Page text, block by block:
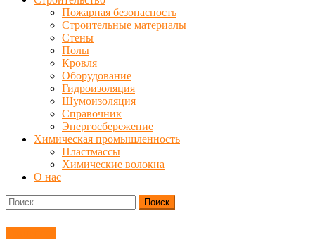
Пожарная безопасность
Строительные материалы
Стены
Полы
Кровля
Оборудование
Гидроизоляция
Шумоизоляция
Справочник
Энергосбережение
Химическая промышленность
Пластмассы
Химические волокна
О нас
Найти: